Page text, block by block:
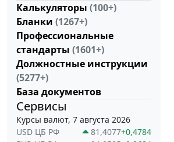
Калькуляторы (100+)
Бланки (1267+)
Профессиональные
стандарты (1601+)
Должностные инструкции
(5277+)
База документов
Сервисы
Курсы валют, 7 августа 2026
USD ЦБ РФ
81,4077+0,4784